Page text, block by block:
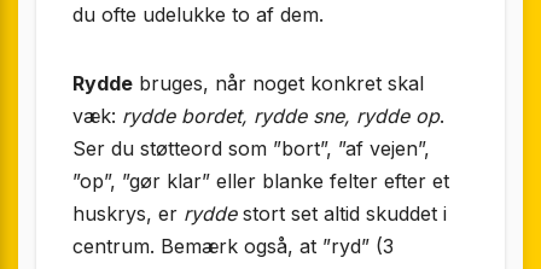
du ofte udelukke to af dem.
Rydde bruges, når noget konkret skal
væk: rydde bordet, rydde sne, rydde op.
Ser du støtteord som ”bort”, ”af vejen”,
”op”, ”gør klar” eller blanke felter efter et
huskrys, er ryddestort set altid skuddet i
centrum. Bemærk også, at ”ryd” (3